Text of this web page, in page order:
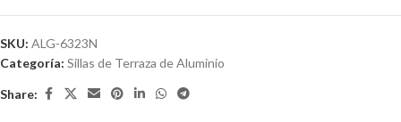
SKU: ALG-6323N
Categoría: Sillas de Terraza de Aluminio
Share: